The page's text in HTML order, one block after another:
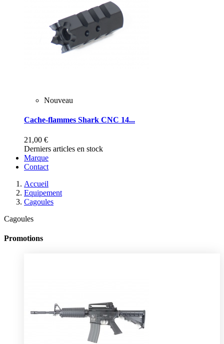
Nouveau
Cache-flammes Shark CNC 14...
21,00 €
Derniers articles en stock
Marque
Contact
Accueil
Equipement
Cagoules
Cagoules
Promotions